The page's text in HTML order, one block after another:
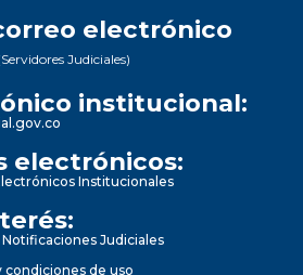
electrónico
Judiciales)
institucional:
electrónicos:
Institucionales
Judiciales
condiciones de uso